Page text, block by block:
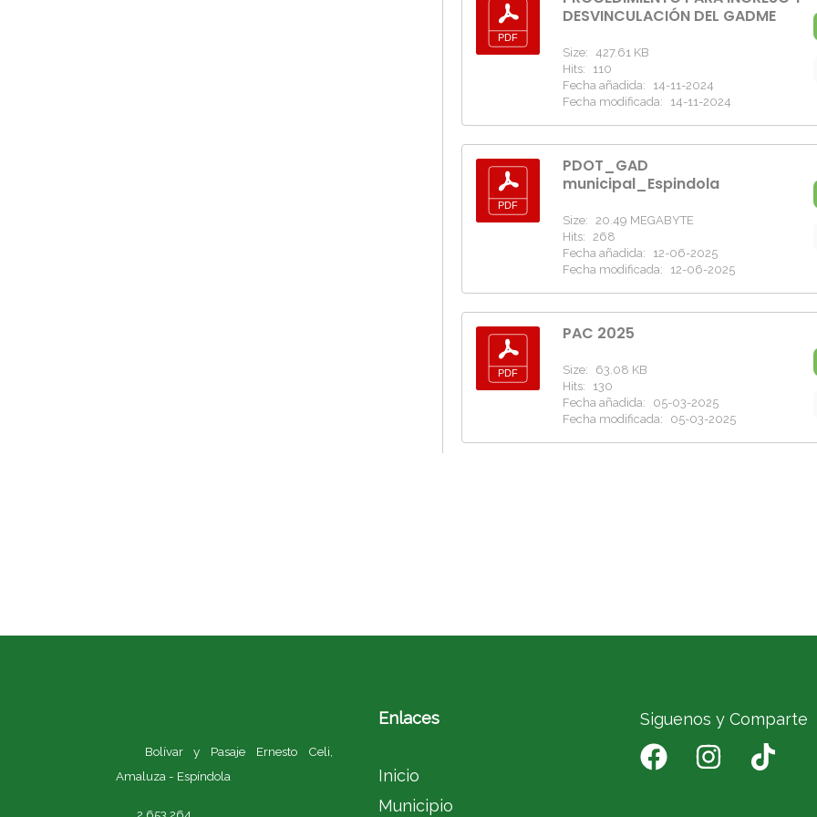
DESVINCULACIÓN DEL GADME
Size: 427.61 KB
Hits:
110
Fecha añadida:
14-11-2024
Fecha modificada:
14-11-2024
PDOT_GAD
municipal_Espindola
Size: 20.49 MEGABYTE
Hits: 268
Fecha añadida:
12-06-2025
Fecha modificada:
12-06-2025
PAC 2025
Size:
63.08 KB
Hits:
130
Fecha añadida:
05-03-2025
Fecha modificada:
05-03-2025
Bolívar y Pasaje Ernesto Celi,
Amaluza - Espíndola
Enlaces
Inicio
Municipio
Siguenos y Comparte